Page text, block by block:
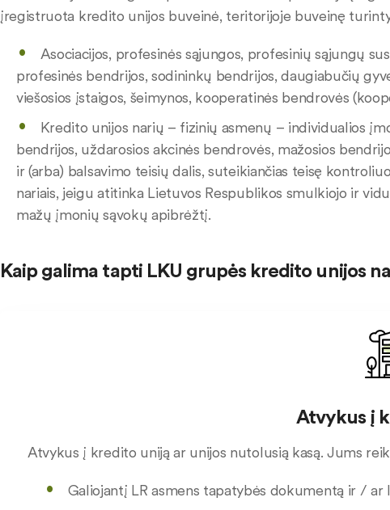
įregistruota kredito unijos buveinė, teritorijoje buveinę
Asociacijos, profesinės sąjungos, profesinių sąjungų
profesinės bendrijos, sodininkų bendrijos, daugiabučių
viešosios įstaigos, šeimynos, kooperatinės bendrovės
Kredito unijos narių – fizinių asmenų – individualios
bendrijos, uždarosios akcinės bendrovės, mažosios
ir (arba) balsavimo teisių dalis, suteikiančias teisę
nariais, jeigu atitinka Lietuvos Respublikos smulkiojo ir
mažų įmonių sąvokų apibrėžtį.
Kaip galima tapti LKU grupės kredito unijos
Atvykus į
Atvykus į kredito uniją ar unijos nutolusią kasą. Jums
Galiojantį LR asmens tapatybės dokumentą ir /